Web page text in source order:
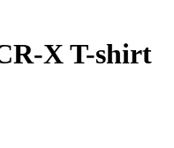
X T-shirt